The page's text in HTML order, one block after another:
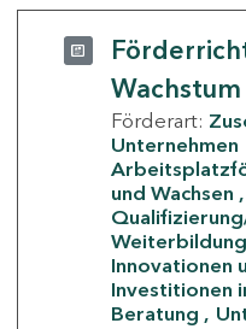
Wachstum
Förderart:
Unternehmen
und Wachsen
Innovationen
Investitionen
Beratung